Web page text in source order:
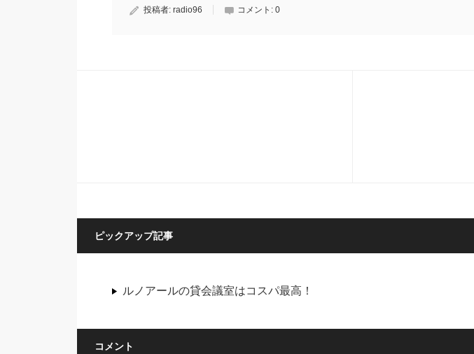
投稿者: radio96 コメント: 0
ピックアップ記事
ルノアールの貸会議室はコスパ最高！
コメント